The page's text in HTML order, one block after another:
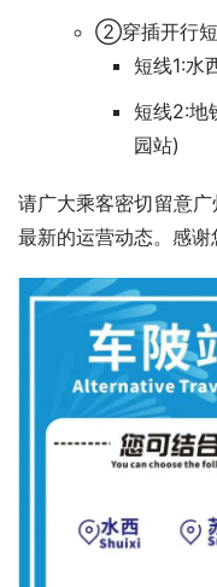
②穿插开行
短线1:水
短线2:地
园站)
请广大乘客密切留意
最新的运营动态。感谢